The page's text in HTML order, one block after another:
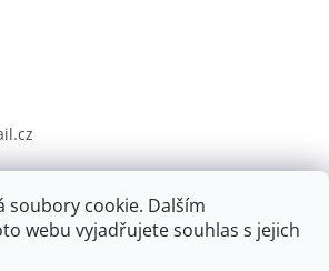
soubory cookie. Dalším
webu vyjadřujete souhlas s jejich